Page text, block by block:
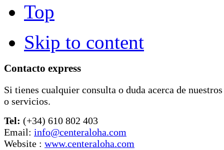
Top
Skip to content
Contacto express
Si tienes cualquier consulta o duda acerca de
o servicios.
Tel: (+34) 610 802 403
Email: info@centeraloha.com
Website : www.centeraloha.com